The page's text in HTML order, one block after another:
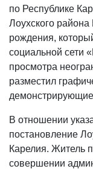
по Республике
Лоухского района
рождения,
социальной сети
просмотра
разместил
демонстрирующие
В отношении
постановление
Карелия. Житель
совершении